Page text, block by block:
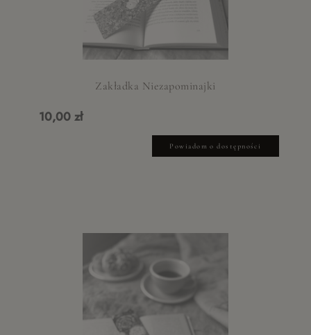
Zakładka Niezapominajki
10,00 zł
Powiadom o dostępności